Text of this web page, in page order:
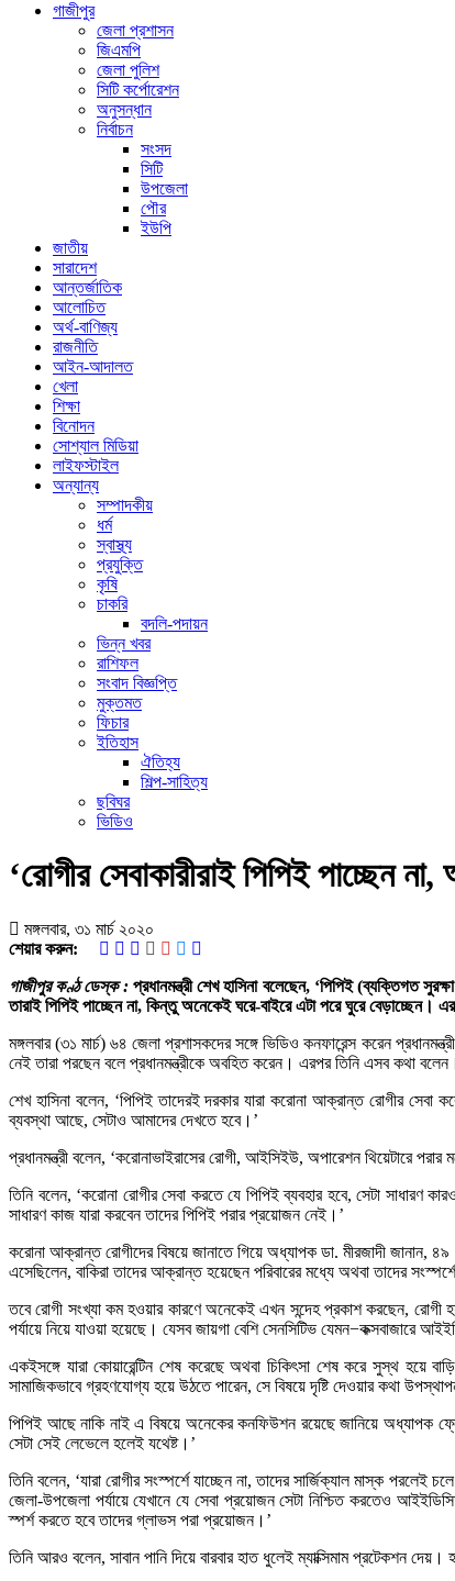
গাজীপুর
জেলা প্রশাসন
জিএমপি
জেলা পুলিশ
সিটি কর্পোরেশন
অনুসন্ধান
নির্বাচন
সংসদ
সিটি
উপজেলা
পৌর
ইউপি
জাতীয়
সারাদেশ
আন্তর্জাতিক
আলোচিত
অর্থ-বাণিজ্য
রাজনীতি
আইন-আদালত
খেলা
শিক্ষা
বিনোদন
সোশ্যাল মিডিয়া
লাইফস্টাইল
অন্যান্য
সম্পাদকীয়
ধর্ম
স্বাস্থ্য
প্রযুক্তি
কৃষি
চাকরি
বদলি-পদায়ন
ভিন্ন খবর
রাশিফল
সংবাদ বিজ্ঞপ্তি
মুক্তমত
ফিচার
ইতিহাস
ঐতিহ্য
শিল্প-সাহিত্য
ছবিঘর
ভিডিও
‘রোগীর সেবাকারীরাই পিপিই পাচ্ছেন
মঙ্গলবার, ৩১ মার্চ ২০২০
শেয়ার করুন:
গাজীপুর কণ্ঠ ডেস্ক :প্রধানমন্ত্রী শেখ হাসিনা বলেছেন, ‘পিপিই (ব্যক্তিগত
তারাই পিপিই পাচ্ছেন না, কিন্তু অনেকেই ঘরে-বাইরে এটা পরে ঘুরে বেড়াচ্ছেন।
মঙ্গলবার (৩১ মার্চ) ৬৪ জেলা প্রশাসকদের সঙ্গে ভিডিও কনফারেন্স করেন
নেই তারা পরছেন বলে প্রধানমন্ত্রীকে অবহিত করেন। এরপর তিনি এসব কথা বলেন।
শেখ হাসিনা বলেন, ‘পিপিই তাদেরই দরকার যারা করোনা আক্রান্ত রোগীর
ব্যবস্থা আছে, সেটাও আমাদের দেখতে হবে।’
প্রধানমন্ত্রী বলেন, ‘করোনাভাইরাসের রোগী, আইসিইউ, অপারেশন থিয়েটারে
তিনি বলেন, ‘করোনা রোগীর সেবা করতে যে পিপিই ব্যবহার হবে, সেটা
সাধারণ কাজ যারা করবেন তাদের পিপিই পরার প্রয়োজন নেই।’
করোনা আক্রান্ত রোগীদের বিষয়ে জানাতে গিয়ে অধ্যাপক ডা. মীরজাদী
এসেছিলেন, বাকিরা তাদের আক্রান্ত হয়েছেন পরিবারের মধ্যে অথবা তাদের
তবে রোগী সংখ্যা কম হওয়ার কারণে অনেকেই এখন সন্দেহ প্রকাশ করছেন,
পর্যায়ে নিয়ে যাওয়া হয়েছে। যেসব জায়গা বেশি সেনসিটিভ
একইসঙ্গে যারা কোয়ারেন্টিন শেষ করেছে অথবা চিকিৎসা শেষ করে সুস্থ হয়ে
সামাজিকভাবে গ্রহণযোগ্য হয়ে উঠতে পারেন, সে বিষয়ে দৃষ্টি দেওয়ার কথা
পিপিই আছে নাকি নাই এ বিষয়ে অনেকের কনফিউশন রয়েছে জানিয়ে অধ্যাপক
সেটা সেই লেভেলে হলেই যথেষ্ট।’
তিনি বলেন, ‘যারা রোগীর সংস্পর্শে যাচ্ছেন না, তাদের সার্জিক্যাল মাস্ক
জেলা-উপজেলা পর্যায়ে যেখানে যে সেবা প্রয়োজন সেটা নিশ্চিত করতেও
স্পর্শ করতে হবে তাদের গ্লাভস পরা প্রয়োজন।’
তিনি আরও বলেন, সাবান পানি দিয়ে বারবার হাত ধুলেই ম্যাক্সিমাম প্রটেকশন